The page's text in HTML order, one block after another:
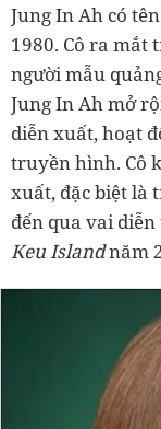
Jung In Ah có
1980. Cô ra mắt
người mẫu
Jung In Ah mở
diễn xuất, hoạt
truyền hình. Cô
xuất, đặc biệt là
đến qua vai
Keu Islandnăm